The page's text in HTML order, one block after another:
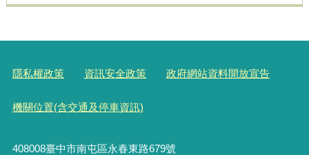
隱私權政策 資訊安全政策 政府網站資料開放宣告
機關位置(含交通及停車資訊)
408008臺中市南屯區永春東路679號